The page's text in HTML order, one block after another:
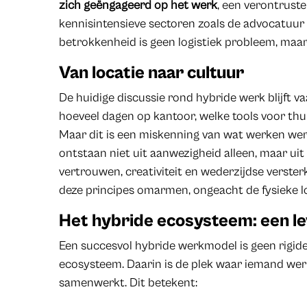
zich geëngageerd op het werk, een
kennisintensieve sectoren zoals de
betrokkenheid is geen logistiek probleem,
Van locatie naar cultuur
De huidige discussie rond hybride werk blijft
hoeveel dagen op kantoor, welke tools voor
Maar dit is een miskenning van wat werken
ontstaan niet uit aanwezigheid alleen, maar
vertrouwen, creativiteit en wederzijdse
deze principes omarmen, ongeacht de fysieke
Het hybride ecosysteem: een
Een succesvol hybride werkmodel is geen
ecosysteem. Daarin is de plek waar iemand
samenwerkt. Dit betekent: